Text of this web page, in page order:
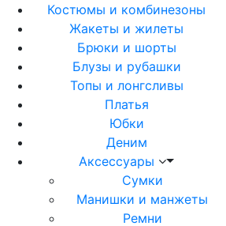
Костюмы и комбинезоны
Жакеты и жилеты
Брюки и шорты
Блузы и рубашки
Топы и лонгсливы
Платья
Юбки
Деним
Аксессуары
Сумки
Манишки и манжеты
Ремни